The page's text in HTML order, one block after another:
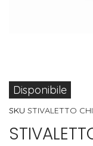
Vai
all'inizio
della
galleria
Disponibile
SKU STIVALETTO